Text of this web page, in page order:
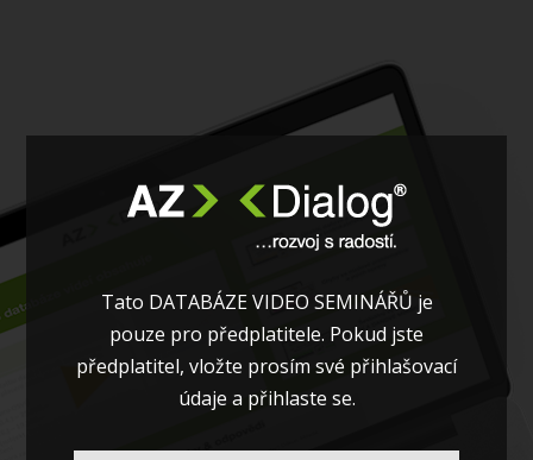
Tato DATABÁZE VIDEO SEMINÁŘŮ je
pouze pro předplatitele. Pokud jste
předplatitel, vložte prosím své přihlašovací
údaje a přihlaste se.